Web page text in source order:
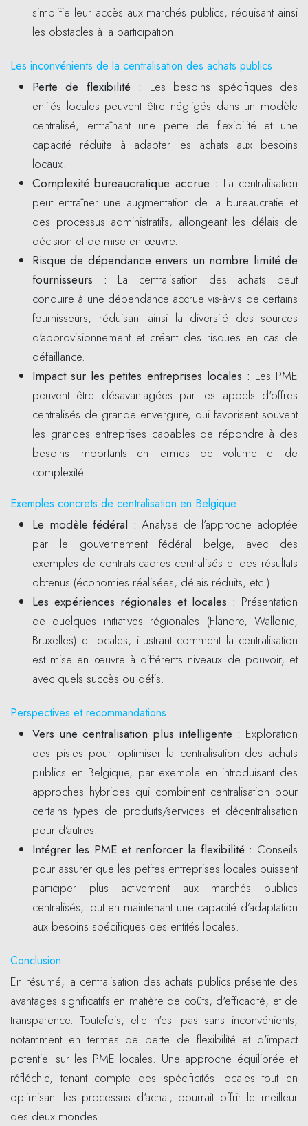
simplifie leur accès aux marchés publics, réduisant ainsi
les obstacles à la participation.
Les inconvénients de la centralisation des achats publics
Perte de flexibilité : Les besoins spécifiques des
entités locales peuvent être négligés dans un modèle
centralisé, entraînant une perte de flexibilité et une
capacité réduite à adapter les achats aux besoins
locaux.
Complexité bureaucratique accrue : La centralisation
peut entraîner une augmentation de la bureaucratie et
des processus administratifs, allongeant les délais de
décision et de mise en œuvre.
Risque de dépendance envers un nombre limité de
fournisseurs
: La centralisation des achats peut
conduire à une dépendance accrue vis-à-vis de certains
fournisseurs, réduisant ainsi la diversité des sources
d'approvisionnement et créant des risques en cas de
défaillance.
Impact sur les petites entreprises locales : Les PME
peuvent être désavantagées par les appels d'offres
centralisés de grande envergure, qui favorisent souvent
les grandes entreprises capables de répondre à des
besoins importants en termes de volume et de
complexité.
Exemples concrets de centralisation en Belgique
Le modèle fédéral : Analyse de l’approche adoptée
par le gouvernement fédéral belge, avec des
exemples de contrats-cadres centralisés et des résultats
obtenus (économies réalisées, délais réduits, etc.).
Les expériences régionales et locales : Présentation
de quelques initiatives régionales (Flandre, Wallonie,
Bruxelles) et locales, illustrant comment la centralisation
est mise en œuvre à différents niveaux de pouvoir, et
avec quels succès ou défis.
Perspectives et recommandations
Vers une centralisation plus intelligente : Exploration
des pistes pour optimiser la centralisation des achats
publics en Belgique, par exemple en introduisant des
approches hybrides qui combinent centralisation pour
certains types de produits/services et décentralisation
pour d’autres.
Intégrer les PME et renforcer la flexibilité : Conseils
pour assurer que les petites entreprises locales puissent
participer plus activement aux marchés publics
centralisés, tout en maintenant une capacité d’adaptation
aux besoins spécifiques des entités locales.
Conclusion
En résumé, la centralisation des achats publics présente des
avantages significatifs en matière de coûts, d'efficacité, et de
transparence. Toutefois, elle n'est pas sans inconvénients,
notamment en termes de perte de flexibilité et d'impact
potentiel sur les PME locales. Une approche équilibrée et
réfléchie, tenant compte des spécificités locales tout en
optimisant les processus d'achat, pourrait offrir le meilleur
des deux mondes.